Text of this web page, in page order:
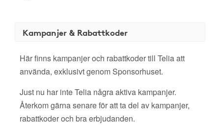
Kampanjer & Rabattkoder
Här finns kampanjer och rabattkoder till Telia att
använda, exklusivt genom Sponsorhuset.
Just nu har inte Telia några aktiva kampanjer.
Återkom gärna senare för att ta del av kampanjer,
rabattkoder och bra erbjudanden.